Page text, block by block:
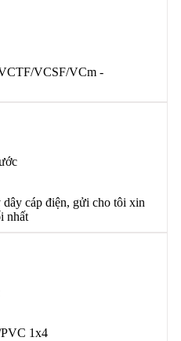
VCSF/VCm -
cáp điện, gửi cho tôi xin
nhất
1x4